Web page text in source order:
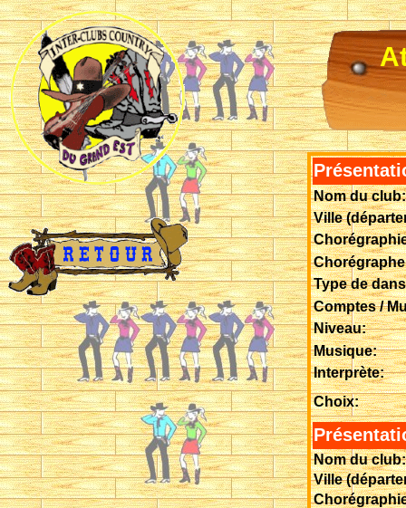
Nom du club:
Ville
Type de
Comptes /
Niveau:
Musique:
Interprète:
Choix:
Nom du club:
Ville